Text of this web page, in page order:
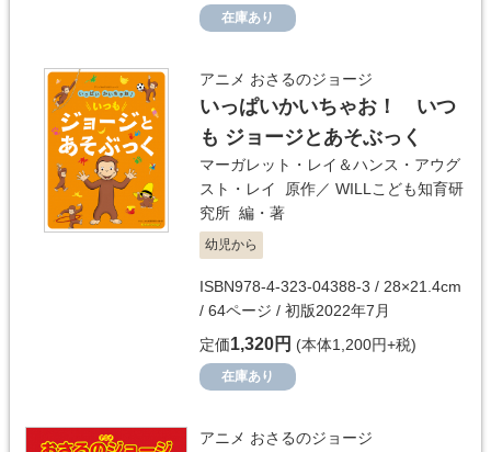
在庫あり
アニメ おさるのジョージ
いっぱいかいちゃお！ いつ
も ジョージとあそぶっく
マーガレット・レイ＆ハンス・アウグ
スト・レイ
原作／ WILLこども知育研
究所 編・著
幼児から
ISBN978-4-323-04388-3 / 28×21.4cm
/ 64ページ / 初版2022年7月
定価1,320円 (本体1,200円+税)
在庫あり
アニメ おさるのジョージ